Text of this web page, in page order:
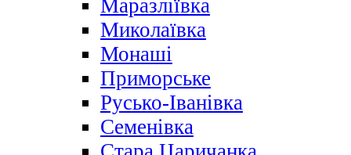
Маразліївка
Миколаївка
Монаші
Приморське
Русько-Іванівка
Семенівка